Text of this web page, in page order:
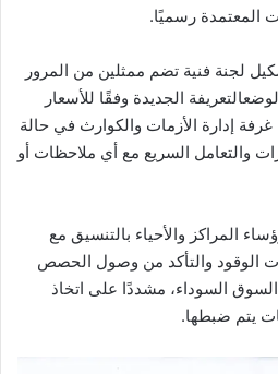
المعتمدة رسميًا.
لجنة فنية تضم ممثلين من المرور
لوضعالتعريفة الجديدة وفقًا للأسعار
غرفة إدارة الأزمات والكوارث في حالة
والتعامل السريع مع أي ملاحظات أو
المراكز والأحياء بالتنسيق مع
الوقود والتأكد من وصول الحصص
السوق السوداء، مشددًا على اتخاذ
يتم ضبطها.